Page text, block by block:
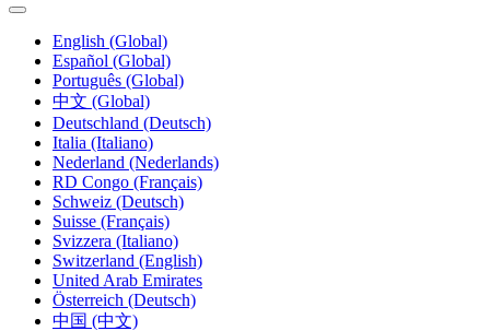
English (Global)
Español (Global)
Português (Global)
中文 (Global)
Deutschland (Deutsch)
Italia (Italiano)
Nederland (Nederlands)
RD Congo (Français)
Schweiz (Deutsch)
Suisse (Français)
Svizzera (Italiano)
Switzerland (English)
United Arab Emirates
Österreich (Deutsch)
中国 (中文)